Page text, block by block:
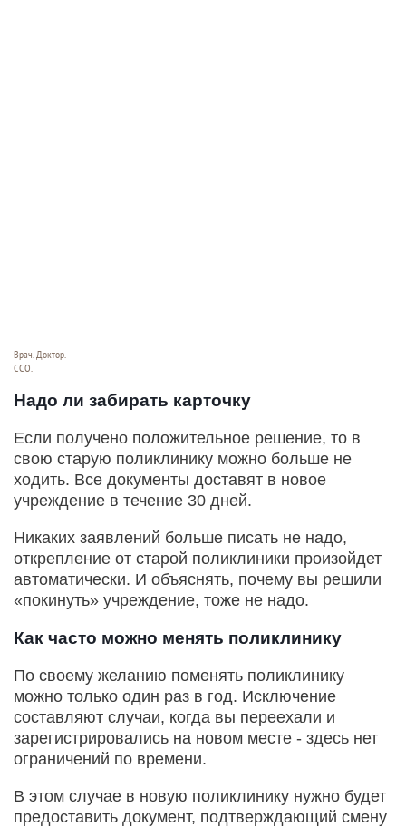
Врач. Доктор.
ССО.
Надо ли забирать карточку
Если получено положительное решение, то в
свою старую поликлинику можно больше не
ходить. Все документы доставят в новое
учреждение в течение 30 дней.
Никаких заявлений больше писать не надо,
открепление от старой поликлиники произойдет
автоматически. И объяснять, почему вы решили
«покинуть» учреждение, тоже не надо.
Как часто можно менять поликлинику
По своему желанию поменять поликлинику
можно только один раз в год. Исключение
составляют случаи, когда вы переехали и
зарегистрировались на новом месте - здесь нет
ограничений по времени.
В этом случае в новую поликлинику нужно будет
предоставить документ, подтверждающий смену